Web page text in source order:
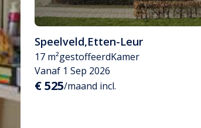
Speelveld,Etten-Leur
17 m²gestoffeerdKamer
Vanaf 1 Sep 2026
€ 525/maand incl.